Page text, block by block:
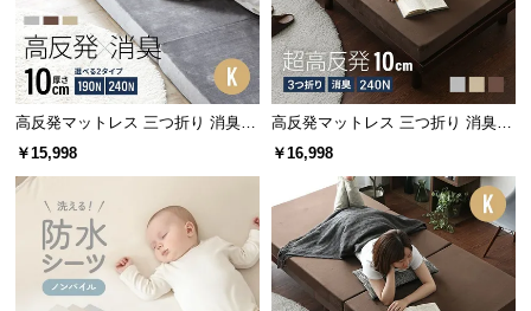
高反発マットレス 三つ折り 消臭
スタンダード 厚さ10cm K
￥15,998
高反発マットレス 三つ折り 消臭
高密度ハード 厚さ10cm D
￥16,998